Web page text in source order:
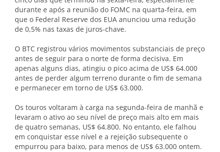
durante e após a reunião do FOMC na quarta-feira, em
que o Federal Reserve dos EUA anunciou uma redução
de 0,5% nas taxas de juros-chave.
O BTC registrou vários movimentos substanciais de preço
antes de seguir para o norte de forma decisiva. Em
apenas alguns dias, atingiu o pico acima de US$ 64.000
antes de perder algum terreno durante o fim de semana
e permanecer em torno de US$ 63.000.
Os touros voltaram à carga na segunda-feira de manhã e
levaram o ativo ao seu nível de preço mais alto em mais
de quatro semanas, US$ 64.800. No entanto, ele falhou
em conquistar esse nível e a rejeição subsequente o
empurrou para baixo, para menos de US$ 63.000 ontem.